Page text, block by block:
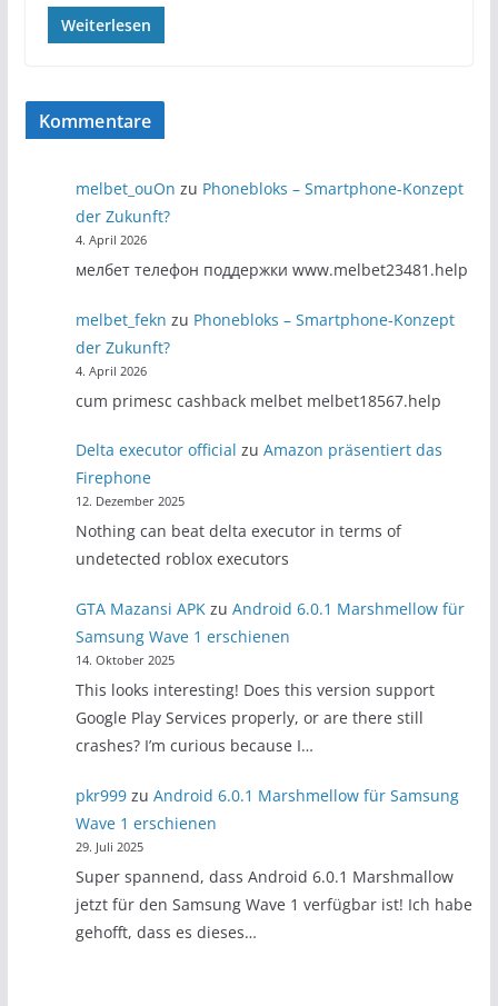
Weiterlesen
Kommentare
melbet_ouOn zu Phonebloks – Smartphone-Konzept
der Zukunft?
4. April 2026
мелбет телефон поддержки www.melbet23481.help
melbet_fekn zu Phonebloks – Smartphone-Konzept
der Zukunft?
4. April 2026
cum primesc cashback melbet melbet18567.help
Delta executor official zuAmazon präsentiert das
Firephone
12. Dezember 2025
Nothing can beat delta executor in terms of
undetected roblox executors
GTA Mazansi APK zuAndroid 6.0.1 Marshmellow für
Samsung Wave 1 erschienen
14. Oktober 2025
This looks interesting! Does this version support
Google Play Services properly, or are there still
crashes? I’m curious because I…
pkr999 zuAndroid 6.0.1 Marshmellow für Samsung
Wave 1 erschienen
29. Juli 2025
Super spannend, dass Android 6.0.1 Marshmallow
jetzt für den Samsung Wave 1 verfügbar ist! Ich habe
gehofft, dass es dieses…